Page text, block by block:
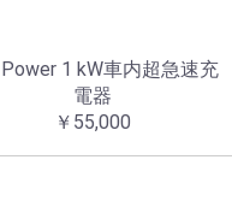
1 kW車内超急速充
電器
￥55,000